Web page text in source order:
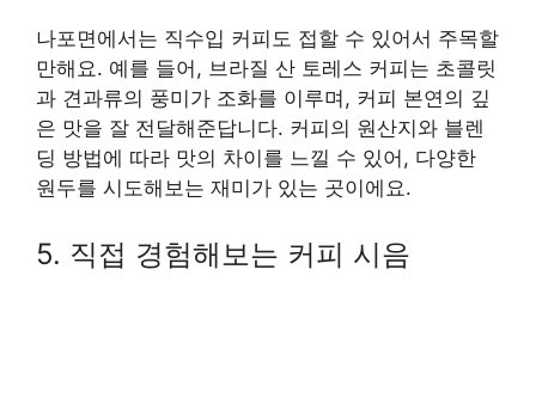
나포면에서는 직수입 커피도 접할 수 있어서 주목할
만해요. 예를 들어, 브라질 산 토레스 커피는 초콜릿
과 견과류의 풍미가 조화를 이루며, 커피 본연의 깊
은 맛을 잘 전달해준답니다. 커피의 원산지와 블렌
딩 방법에 따라 맛의 차이를 느낄 수 있어, 다양한
원두를 시도해보는 재미가 있는 곳이에요.
5. 직접 경험해보는 커피 시음